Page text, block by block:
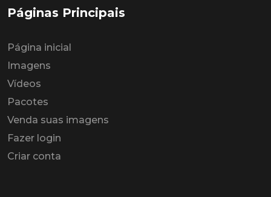
Páginas Principais
Página inicial
Imagens
Vídeos
Pacotes
Venda suas imagens
Fazer login
Criar conta